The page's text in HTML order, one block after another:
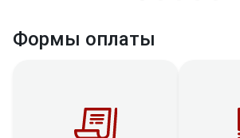
Формы оплаты